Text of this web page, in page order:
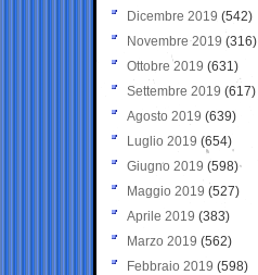
Dicembre 2019 (542)
Novembre 2019 (316)
Ottobre 2019 (631)
Settembre 2019 (617)
Agosto 2019 (639)
Luglio 2019 (654)
Giugno 2019 (598)
Maggio 2019 (527)
Aprile 2019 (383)
Marzo 2019 (562)
Febbraio 2019 (598)